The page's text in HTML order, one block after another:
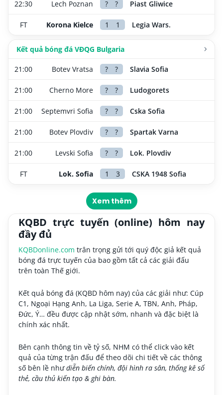
22:30 Lech Poznan ? ? Piast Gliwice
FT Korona Kielce 1 1 Legia Wars.
Kết quả bóng đá VĐQG Bulgaria
21:00 Botev Vratsa ? ? Slavia Sofia
21:00 Cherno More ? ? Ludogorets
21:00 Septemvri Sofia ? ? Cska Sofia
21:00 Botev Plovdiv ? ? Spartak Varna
21:00 Levski Sofia ? ? Lok. Plovdiv
FT Lok. Sofia 1 3 CSKA 1948 Sofia
Xem thêm
KQBD trực tuyến (online) hôm nay
đầy đủ
KQBDonline.com trân trọng gửi tới quý độc giả kết quả
bóng đá trực tuyến của bao gồm tất cả các giải đấu
trên toàn Thế giới.
Kết quả bóng đá (KQBD hôm nay) của các giải như: Cúp
C1, Ngoại Hạng Anh, La Liga, Serie A, TBN, Anh, Pháp,
Đức, Ý… đều được cập nhật sớm, nhanh và đặc biệt là
chính xác nhất.
Bên cạnh thông tin về tỷ số, NHM có thể click vào kết
quả của từng trận đấu để theo dõi chi tiết về các thông
số bên lề nhưdiễn biến chính, đội hình ra sân, thống kê số
thẻ, cầu thủ kiến tạo & ghi bàn.